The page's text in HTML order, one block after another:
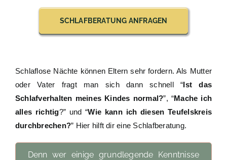
SCHLAFBERATUNG ANFRAGEN
Schlaflose Nächte können Eltern sehr fordern. Als Mutter
oder Vater fragt man sich dann schnell “ Ist das
Schlafverhalten meines Kindes normal?”, “Mache ich
alles richtig?” und “Wie kann ich diesen Teufelskreis
durchbrechen?” Hier hilft dir eine Schlafberatung.
Denn wer einige grundlegende Kenntnisse